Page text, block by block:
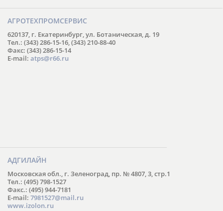
АГРОТЕХПРОМСЕРВИС
620137, г. Екатеринбург, ул. Ботаническая, д. 19
Тел.: (343) 286-15-16, (343) 210-88-40
Факс: (343) 286-15-14
E-mail: atps@r66.ru
АДГИЛАЙН
Московская обл., г. Зеленоград, пр. № 4807, 3, стр.1
Тел.: (495) 798-1527
Факс.: (495) 944-7181
E-mail: 7981527@mail.ru
www.izolon.ru